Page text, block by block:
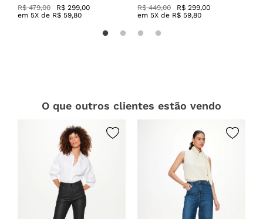
R$ 479,00
R$ 299,00
em 5X de R$ 59,80
R$ 449,00
R$ 299,00
em 5X de R$ 59,80
O que outros clientes estão vendo